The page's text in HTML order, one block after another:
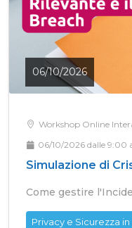
06/10/2026
Workshop Online
06/10/2026 dalle 9:00
Simulazione di
Come gestire
Privacy e Sicurezza